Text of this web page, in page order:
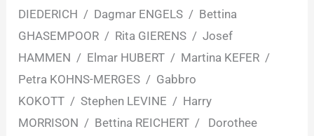
DIEDERICH / Dagmar ENGELS / Bettina
GHASEMPOOR / Rita GIERENS / Josef
HAMMEN / Elmar HUBERT / Martina KEFER /
Petra KOHNS-MERGES / Gabbro
KOKOTT / Stephen LEVINE / Harry
MORRISON / Bettina REICHERT / Dorothee